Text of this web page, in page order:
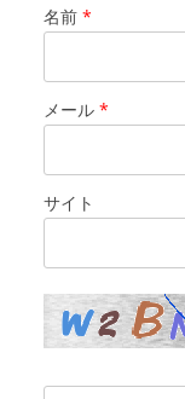
名前 *
メール *
サイト